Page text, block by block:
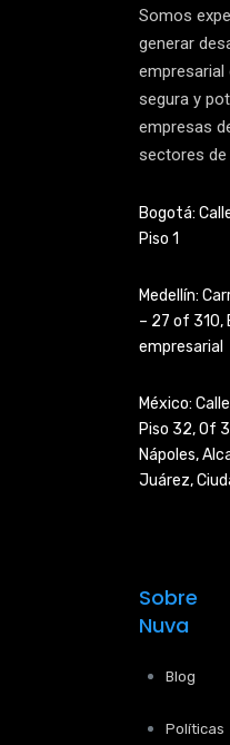
Somos
generar
segura y
empresas
sectores de
Bogotá:
Piso 1
Medellín:
– 27 of 310,
empresarial
México:
Piso 32, Of
Nápoles,
Juárez,
Sobre
Nuva
Blog
Políticas